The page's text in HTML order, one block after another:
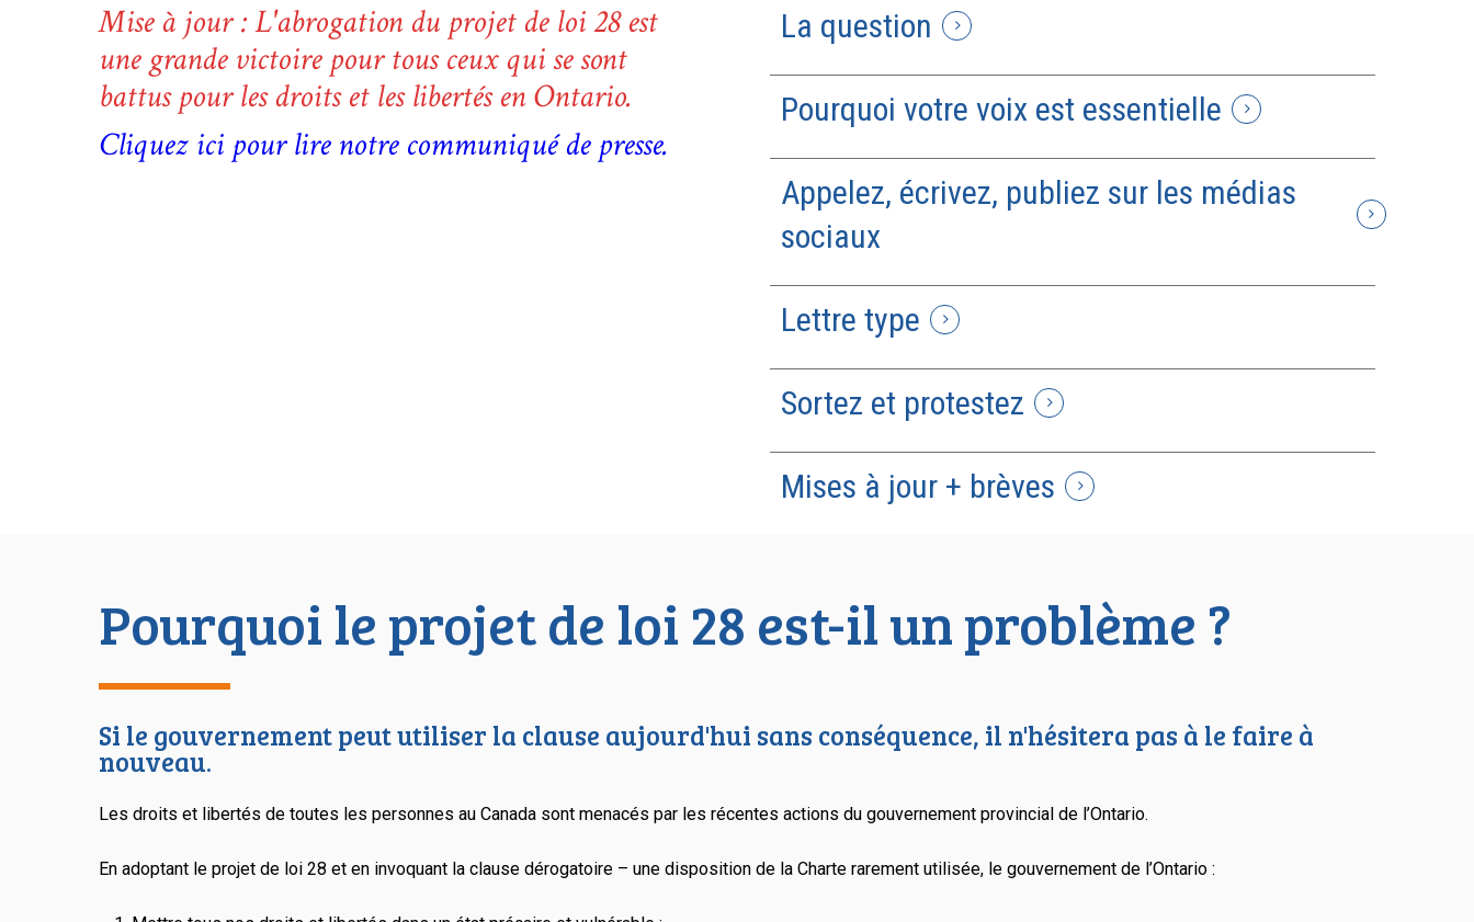
Mise à jour : L'abrogation du projet de loi 28 est
une grande victoire pour tous ceux qui se sont
battus pour les droits et les libertés en Ontario.
Cliquez ici pour lire notre communiqué de presse.
La question
Pourquoi votre voix est essentielle
Appelez, écrivez, publiez sur les médias
sociaux
Lettre type
Sortez et protestez
Mises à jour + brèves
Pourquoi le projet de loi 28 est-il un problème ?
Si le gouvernement peut utiliser la clause aujourd'hui sans conséquence, il n'hésitera pas à le faire à
nouveau.
Les droits et libertés de toutes les personnes au Canada sont menacés par les récentes actions du gouvernement provincial de l’Ontario.
En adoptant le projet de loi 28 et en invoquant la clause dérogatoire – une disposition de laCharte rarement utilisée, le gouvernement de l’Ontario :